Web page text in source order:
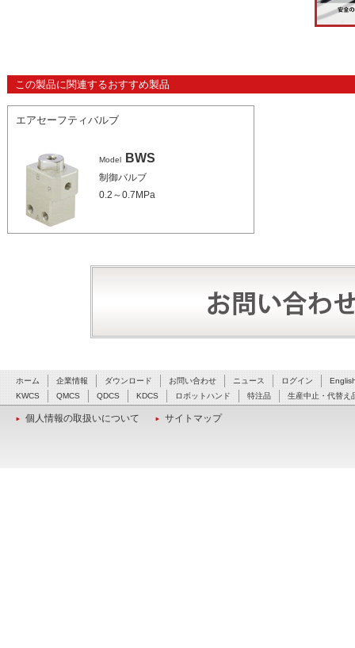
この製品に関連するおすすめ製品
エアセーフティバルブ
Model BWS
制御バルブ
0.2～0.7MPa
ホーム 企業情報 ダウンロード お問い合わせ ニュース ログイン
KWCS
QMCS QDCS KDCS ロボットハンド 特注品 生産中止・代替え
個人情報の取扱いについて サイトマップ